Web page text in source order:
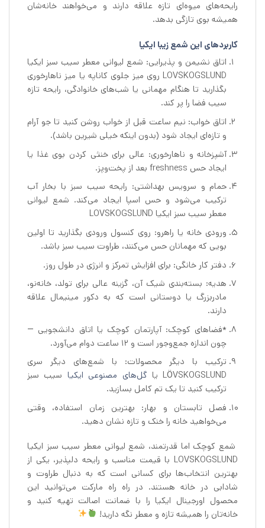
رایحه‌های میوه‌ای تازه علاقه دارند و می‌خواهند خانه‌شان
همیشه بوی تازگی بدهد.
کاربردهای این شمع زیبا ایکیا
اتاق نشیمن و پذیرایی: شمع لیوانی معطر سیب سبز ایکیا
LOVSKOGSLUND روی میز جلوی کاناپه یا میز ناهارخوری
بگذارید تا هنگام مهمانی یا شب‌های خانوادگی، رایحه تازه
سیب فضا را پر کند.
اتاق خواب: نیم ساعت قبل از خواب روشن کنید تا جو آرام
و تازه‌ای ایجاد شود (بدون اینکه خیلی شیرین باشد).
آشپزخانه و ناهارخوری: عالی برای خنثی کردن بوی غذا یا
ایجاد حس freshness بعد از پخت‌وپز.
حمام و سرویس بهداشتی: رایحه سیب سبز با بخار آب
ترکیب می‌شود و حس اسپا ایجاد می‌کند. شمع لیوانی
معطر سیب سبز ایکیا LOVSKOGSLUND
ورودی خانه یا راهرو: روی کنسول ورودی بگذارید تا اولین
بویی که مهمانان حس می‌کنند، طراوت سیب سبز باشد.
دفتر کار خانگی: برای افزایش تمرکز و انرژی در طول روز.
هدیه: بسته‌بندی شیک آن، گزینه عالی برای تولد، خانه‌نو،
مادربزرگ یا دوستانی است که به دکور مینیمال علاقه
دارند.
*فضاهای کوچک: آپارتمان کوچک یا اتاق دانشجویی —
چون اندازه جمع‌وجور است و ۱۲ ساعت دوام می‌آورد.
ترکیب با دیگر محصولات: با شمع‌های دیگر سری
LÖVSKOGSLUND یا
گل‌های مصنوعی ایکیا سیب سبز
ترکیب کنید تا یک تم کامل بسازید.
فصل تابستان و بهار: بهترین زمان استفاده، وقتی
می‌خواهید خانه را خنک و تازه نشان دهید.
شمع کوچک اما قدرتمند، شمع لیوانی معطر سیب سبز ایکیا
LOVSKOGSLUND با قیمت مناسب و رایحه دلپذیر، یکی از
بهترین انتخاب‌ها برای کسانی است که به دنبال طراوت و
شادابی در خانه هستند. در راه راه مارکت می‌توانید این
محصول اورجینال ایکیا را با ضمانت اصالت تهیه کنید و
خانه‌تان را همیشه تازه و معطر نگه دارید!